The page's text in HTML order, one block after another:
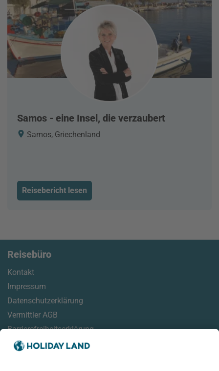
Samos - eine Insel, die verzaubert
Samos, Griechenland
Reisebericht lesen
Reisebüro
Kontakt
Impressum
Datenschutzerklärung
Vermittler AGB
Barrierefreiheitserklärung